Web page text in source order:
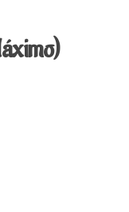
Máximo)